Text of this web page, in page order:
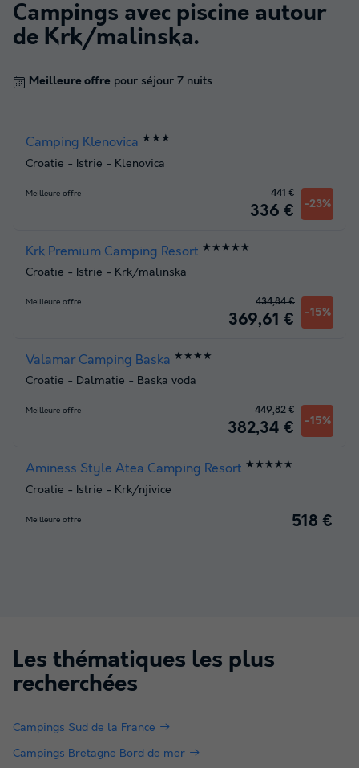
Campings avec piscine autour
de Krk/malinska.
Meilleure offre pour séjour 7 nuits
Camping Klenovica ★★★
Croatie - Istrie - Klenovica
Meilleure offre
336 € -23%
441 €
Krk Premium Camping Resort ★★★★★
Croatie - Istrie - Krk/malinska
Meilleure offre
369,61 € -15%
434,84 €
Valamar Camping Baska ★★★★
Croatie - Dalmatie - Baska voda
Meilleure offre
382,34 € -15%
449,82 €
Aminess Style Atea Camping Resort ★★★★★
Croatie - Istrie - Krk/njivice
Meilleure offre 518 €
Les thématiques les plus
recherchées
Campings Sud de la France
Campings Bretagne Bord de mer